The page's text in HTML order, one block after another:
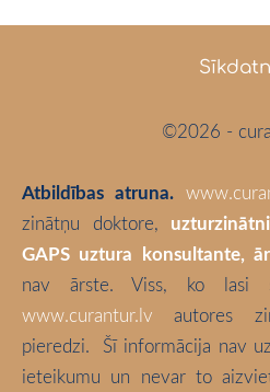
©2026 -
Atbildības atruna.
zinātņu doktore,
GAPS uztura konsultante,
nav ārste. Viss, ko lasi
www.curantur.lv autores
pieredzi. Šī informācija nav
ieteikumu un nevar to